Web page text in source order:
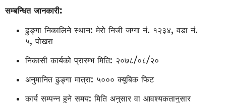
सम्बन्धित जानकारी:
ढुङ्गा निकालिने स्थान: मेरो निजी जग्गा नं. १२३४, वडा नं.
५, पोखरा
निकासी कार्यको प्रारम्भ मिति: २०७८/०८/२०
अनुमानित ढुङ्गा मात्रा: ५००० क्यूबिक फिट
कार्य सम्पन्न हुने समय: मिति अनुसार वा आवश्यकतानुसार